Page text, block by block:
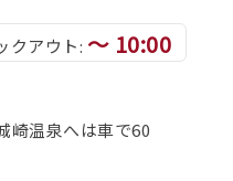
クアウト: ～ 10:00
崎温泉へは車で60